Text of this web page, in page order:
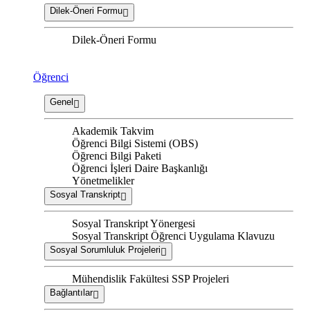
Dilek-Öneri Formu
Dilek-Öneri Formu
Öğrenci
Genel
Akademik Takvim
Öğrenci Bilgi Sistemi (OBS)
Öğrenci Bilgi Paketi
Öğrenci İşleri Daire Başkanlığı
Yönetmelikler
Sosyal Transkript
Sosyal Transkript Yönergesi
Sosyal Transkript Öğrenci Uygulama Klavuzu
Sosyal Sorumluluk Projeleri
Mühendislik Fakültesi SSP Projeleri
Bağlantılar